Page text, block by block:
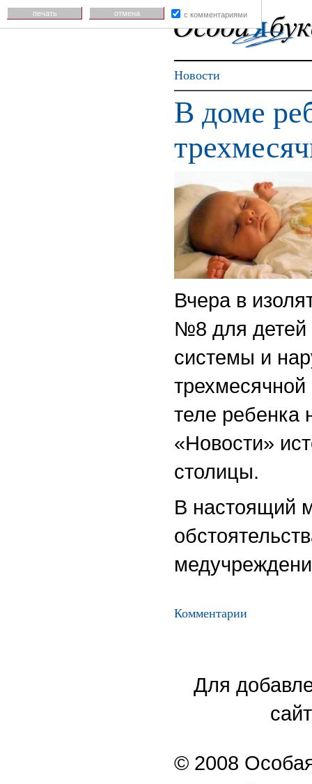
Новости
В доме
Вчера в
№8 для детей
системы и
теле
«Новости»
столицы.
В настоящий
Комментарии
Для
© 2008
печать отмена с комментариями